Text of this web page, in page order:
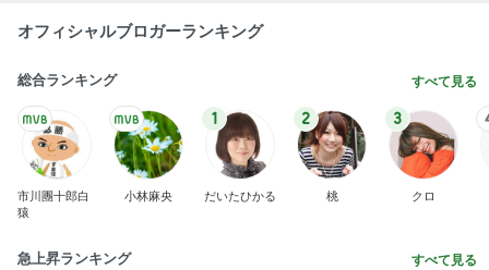
オフィシャルブロガーランキング
総合ランキング すべて見る
市川團十郎白
猿
小林麻央
1
だいたひかる
2
桃
3
クロ
急上昇ランキング すべて見る